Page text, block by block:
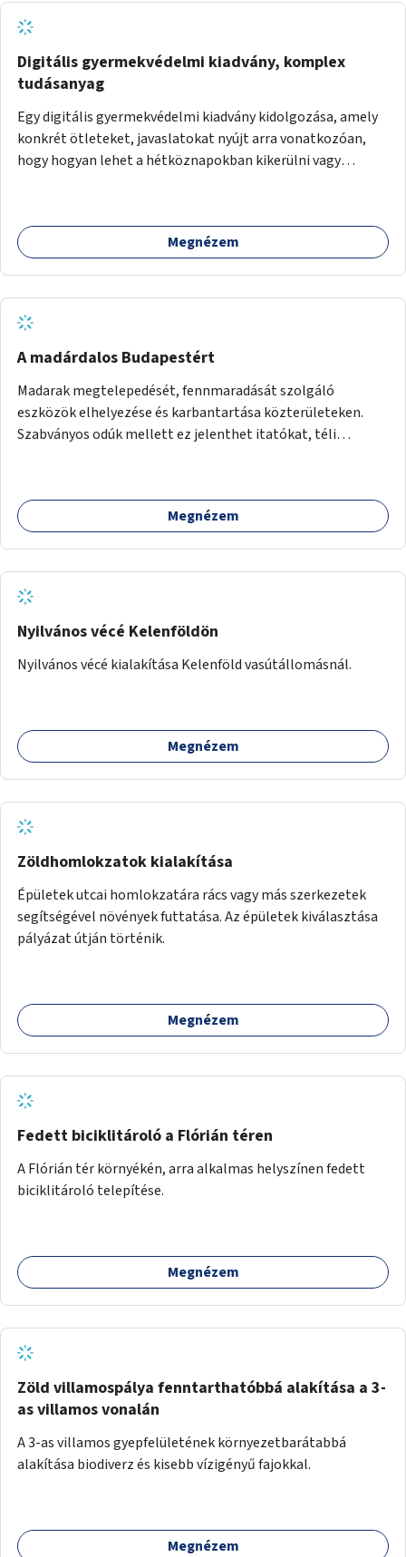
Digitális gyermekvédelmi kiadvány, komplex
tudásanyag
Egy digitális gyermekvédelmi kiadvány kidolgozása, amely
konkrét ötleteket, javaslatokat nyújt arra vonatkozóan,
hogy hogyan lehet a hétköznapokban kikerülni vagy
Megnézem
A madárdalos Budapestért
Madarak megtelepedését, fennmaradását szolgáló
eszközök elhelyezése és karbantartása közterületeken.
Szabványos odúk mellett ez jelenthet itatókat, téli
Megnézem
Nyilvános vécé Kelenföldön
Nyilvános vécé kialakítása Kelenföld vasútállomásnál.
Megnézem
Zöldhomlokzatok kialakítása
Épületek utcai homlokzatára rács vagy más szerkezetek
segítségével növények futtatása. Az épületek kiválasztása
pályázat útján történik.
Megnézem
Fedett biciklitároló a Flórián téren
A Flórián tér környékén, arra alkalmas helyszínen fedett
biciklitároló telepítése.
Megnézem
Zöld villamospálya fenntarthatóbbá alakítása a 3-
as villamos vonalán
A 3-as villamos gyepfelületének környezetbarátabbá
alakítása biodiverz és kisebb vízigényű fajokkal.
Megnézem